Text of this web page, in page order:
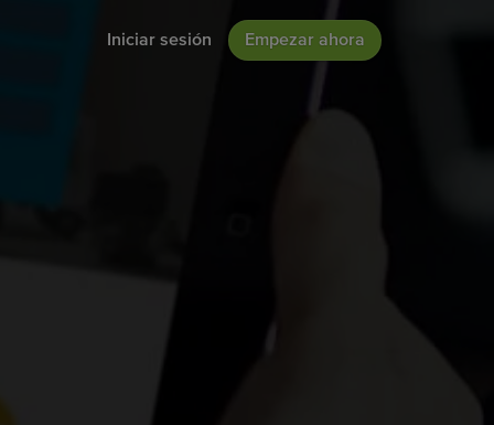
Iniciar sesión Empezar ahora